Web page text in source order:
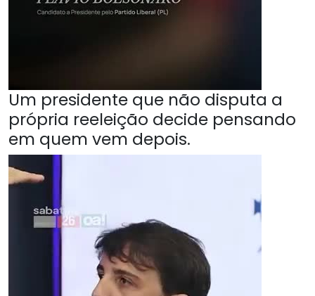
Um presidente que não disputa a
própria reeleição decide pensando
em quem vem depois.